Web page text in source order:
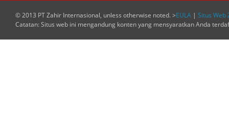
© 2013 PT Zahir Internasional, unless otherwise noted. >EULA | Situs Web
Catatan: Situs web ini mengandung konten yang mensyaratkan Anda